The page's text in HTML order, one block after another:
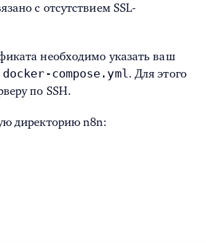
с отсутствием SSL-
необходимо указать ваш
docker-compose.yml . Для этого
по SSH.
директорию n8n: